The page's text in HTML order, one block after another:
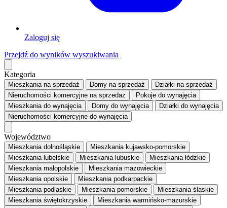
Zaloguj się
Przejdź do wyników wyszukiwania
Kategoria
Mieszkaniana sprzedaż Domy na sprzedaż Działki na sprzedaż
Nieruchomości komercyjne na sprzedaż Pokoje do wynajęcia
Mieszkaniado wynajęcia Domy do wynajęcia Działki do wynajęcia
Nieruchomości komercyjne do wynajęcia
Województwo
Mieszkania dolnośląskie
Mieszkania kujawsko-pomorskie
Mieszkania lubelskie
Mieszkania lubuskie
Mieszkania łódzkie
Mieszkania małopolskie
Mieszkania mazowieckie
Mieszkania opolskie
Mieszkania podkarpackie
Mieszkania podlaskie
Mieszkania pomorskie
Mieszkania śląskie
Mieszkania świętokrzyskie
Mieszkania warmińsko-mazurskie